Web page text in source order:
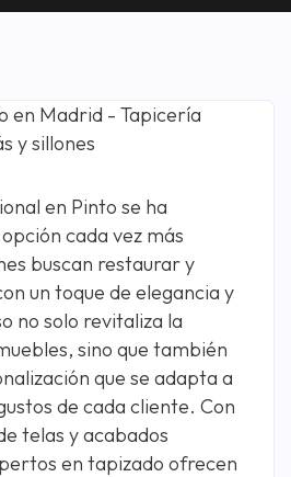
en Pinto se ha
cada vez más
buscan restaurar y
un toque de elegancia y
no solo revitaliza la
sino que también
que se adapta a
de cada cliente. Con
telas y acabados
en tapizado ofrecen